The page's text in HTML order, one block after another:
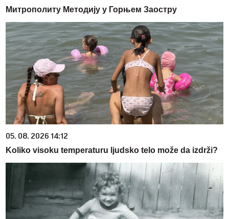
Митрополиту Методију у Горњем Заостру
05. 08. 2026 14:12
Koliko visoku temperaturu ljudsko telo može da izdrži?